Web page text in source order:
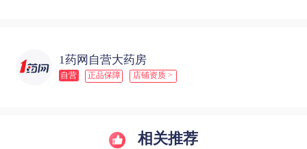
1药网自营大药房
自营 正品保障 店铺资质 >
相关推荐